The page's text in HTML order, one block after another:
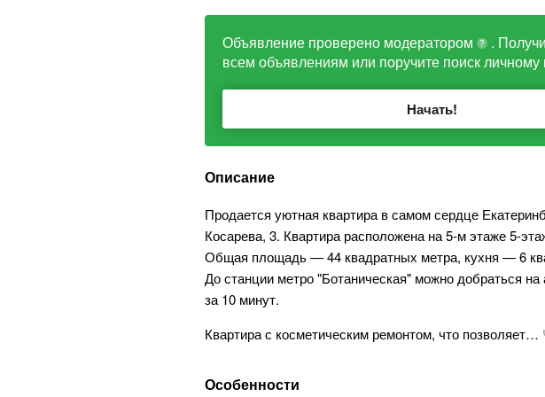
Объявление проверено модератором ? .
всем объявлениям или поручите поиск
Начать!
Описание
Продается уютная квартира в самом сердце
Косарева, 3. Квартира расположена на 5-м этаже 5-
Общая площадь — 44 квадратных метра, кухня — 6
До станции метро "Ботаническая" можно добраться на
за 10 минут.
Квартира с косметическим ремонтом, что позволяет…
Особенности